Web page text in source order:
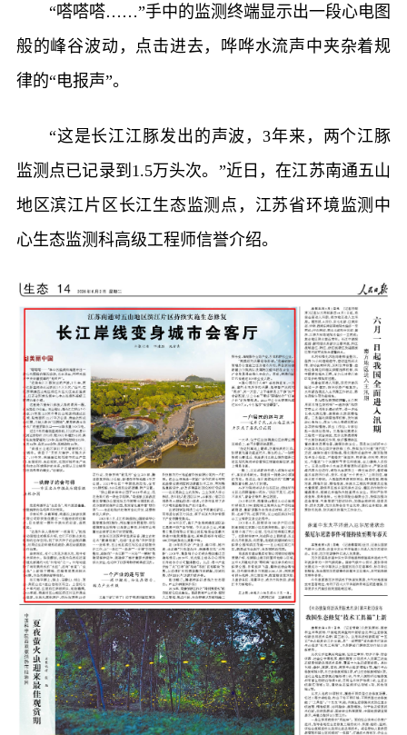
“嗒嗒嗒……”手中的监测终端显示出一段心电图
般的峰谷波动，点击进去，哗哗水流声中夹杂着规
律的“电报声”。
“这是长江江豚发出的声波，3年来，两个江豚
监测点已记录到1.5万头次。”近日，在江苏南通五山
地区滨江片区长江生态监测点，江苏省环境监测中
心生态监测科高级工程师信誉介绍。